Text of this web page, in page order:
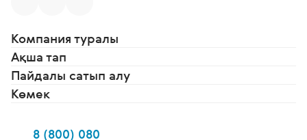
Компания туралы
Ақша тап
Пайдалы сатып алу
Көмек
8 (800) 080